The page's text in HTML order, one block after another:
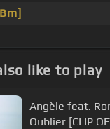
like to play
Angèle feat.
Oublier [CLIP